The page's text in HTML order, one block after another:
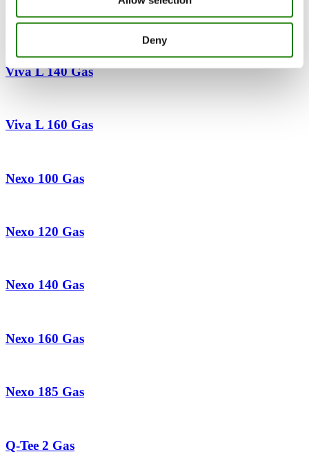
Deny
Viva L 120 Gas
Viva L 140 Gas
Viva L 160 Gas
Nexo 100 Gas
Nexo 120 Gas
Nexo 140 Gas
Nexo 160 Gas
Nexo 185 Gas
Q-Tee 2 Gas